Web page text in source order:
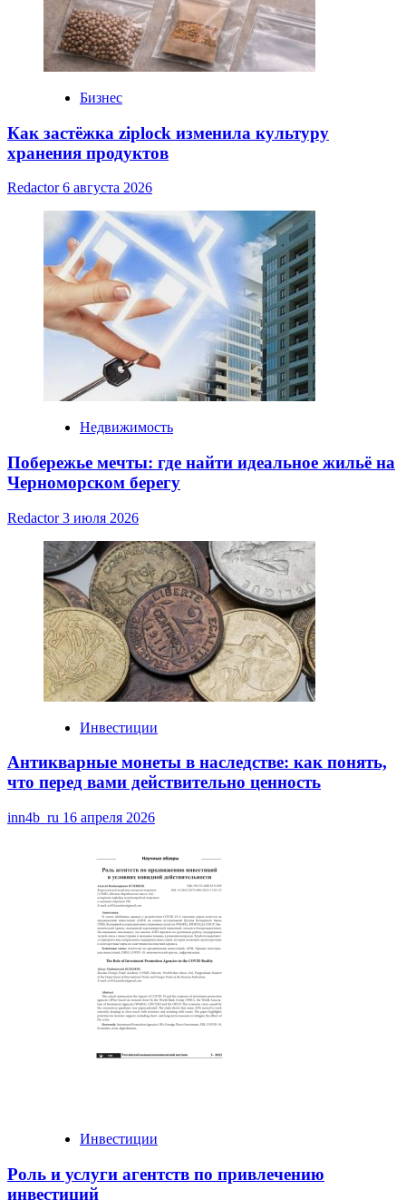
Бизнес
Как застёжка ziplock изменила культуру
хранения продуктов
Redactor6 августа 2026
Недвижимость
Побережье мечты: где найти идеальное жильё на
Черноморском берегу
Redactor3 июля 2026
Инвестиции
Антикварные монеты в наследстве: как понять,
что перед вами действительно ценность
inn4b_ru 16 апреля 2026
Инвестиции
Роль и услуги агентств по привлечению
инвестиций